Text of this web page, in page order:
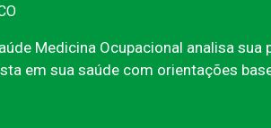
Medicina Ocupacional analisa
em sua saúde com orientações